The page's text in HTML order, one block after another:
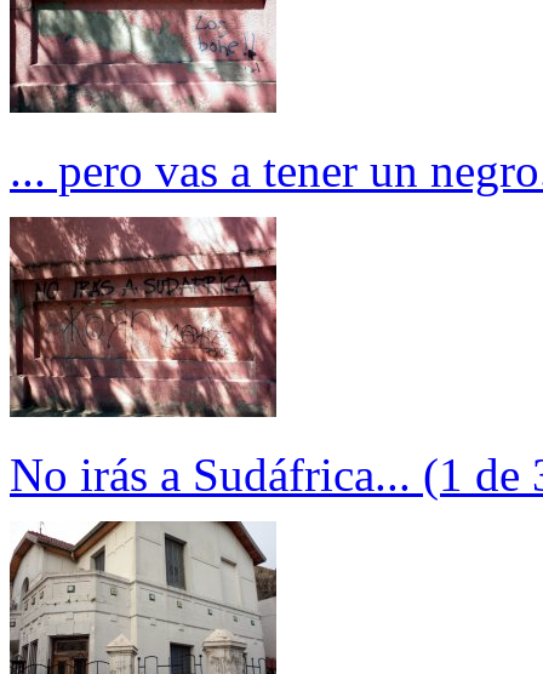
... pero vas a tener un
No irás a Sudáfrica... (1 de